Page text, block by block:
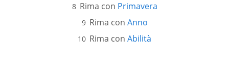
Rima con Primavera
Rima con Anno
Rima con Abilità